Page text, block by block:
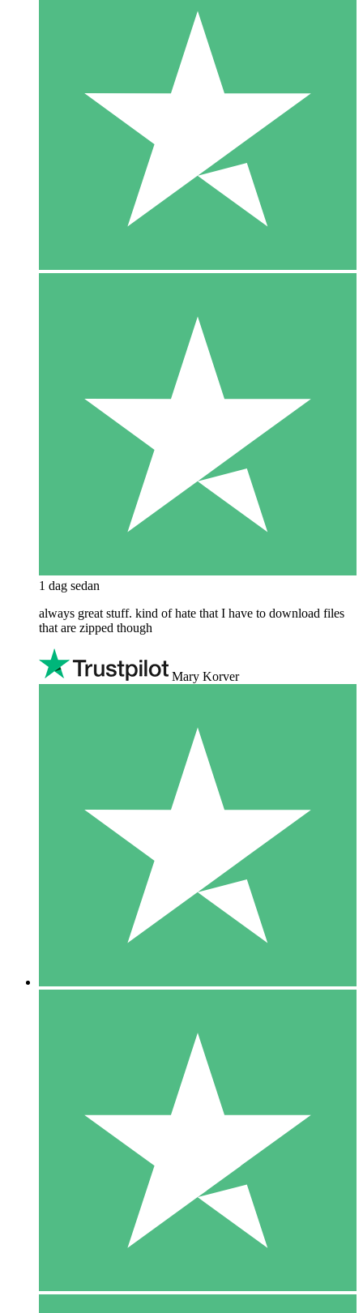
1 dag sedan
always great stuff. kind of hate that I have to download files
that are zipped though
Mary Korver